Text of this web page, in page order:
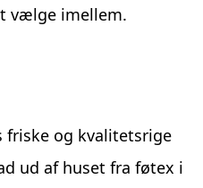
vælge imellem.
friske og kvalitetsrige
ud af huset fra føtex i